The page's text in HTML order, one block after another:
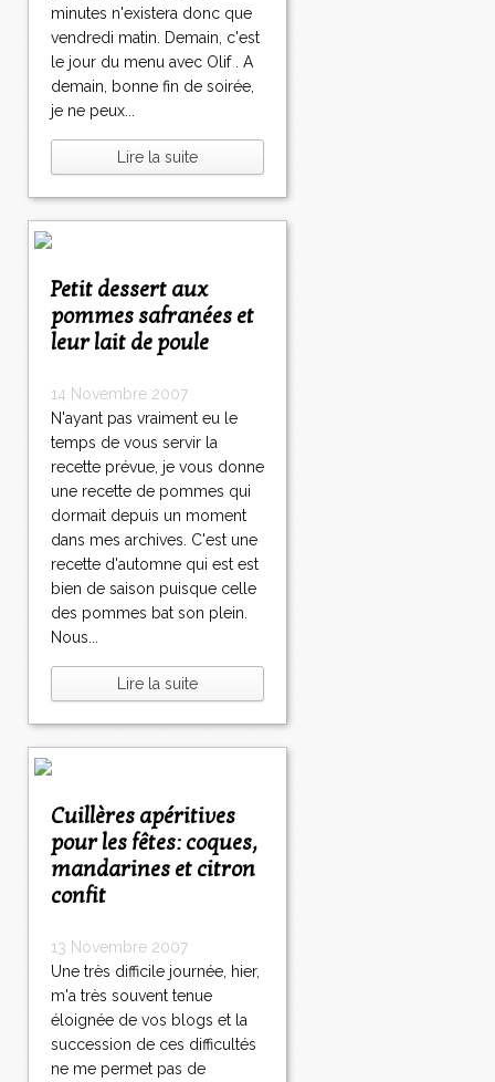
minutes n'existera donc que
vendredi matin. Demain, c'est
le jour du menu avec Olif . A
demain, bonne fin de soirée,
je ne peux...
Lire la suite
Petit dessert aux
pommes safranées et
leur lait de poule
14 Novembre 2007
N'ayant pas vraiment eu le
temps de vous servir la
recette prévue, je vous donne
une recette de pommes qui
dormait depuis un moment
dans mes archives. C'est une
recette d'automne qui est est
bien de saison puisque celle
des pommes bat son plein.
Nous...
Lire la suite
Cuillères apéritives
pour les fêtes: coques,
mandarines et citron
confit
13 Novembre 2007
Une très difficile journée, hier,
m'a très souvent tenue
éloignée de vos blogs et la
succession de ces difficultés
ne me permet pas de